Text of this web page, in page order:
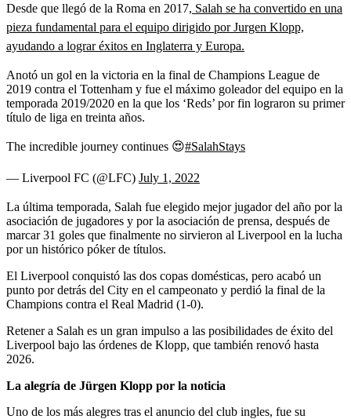
Desde que llegó de la Roma en 2017, Salah se ha convertido en una
pieza fundamental para el equipo dirigido por Jurgen Klopp,
ayudando a lograr éxitos en Inglaterra y Europa.
Anotó un gol en la victoria en la final de Champions League de
2019 contra el Tottenham y fue el máximo goleador del equipo en la
temporada 2019/2020 en la que los ‘Reds’ por fin lograron su primer
título de liga en treinta años.
The incredible journey continues 😍#SalahStays
— Liverpool FC (@LFC) July 1, 2022
La última temporada, Salah fue elegido mejor jugador del año por la
asociación de jugadores y por la asociación de prensa, después de
marcar 31 goles que finalmente no sirvieron al Liverpool en la lucha
por un histórico póker de títulos.
El Liverpool conquistó las dos copas domésticas, pero acabó un
punto por detrás del City en el campeonato y perdió la final de la
Champions contra el Real Madrid (1-0).
Retener a Salah es un gran impulso a las posibilidades de éxito del
Liverpool bajo las órdenes de Klopp, que también renovó hasta
2026.
La alegría de Jürgen Klopp por la noticia
Uno de los más alegres tras el anuncio del club ingles, fue su